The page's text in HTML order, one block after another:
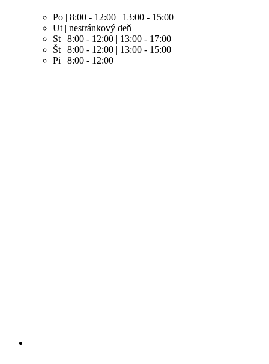
Po | 8:00 - 12:00 | 13:00 - 15:00
Ut | nestránkový deň
St | 8:00 - 12:00 | 13:00 - 17:00
Št | 8:00 - 12:00 | 13:00 - 15:00
Pi | 8:00 - 12:00